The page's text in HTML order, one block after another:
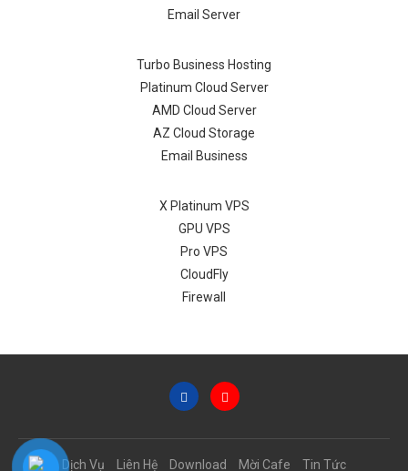
Email Server
Turbo Business Hosting
Platinum Cloud Server
AMD Cloud Server
AZ Cloud Storage
Email Business
X Platinum VPS
GPU VPS
Pro VPS
CloudFly
Firewall
Dịch Vụ Liên Hệ Download Mời Cafe Tin Tức